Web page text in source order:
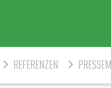
REFERENZEN